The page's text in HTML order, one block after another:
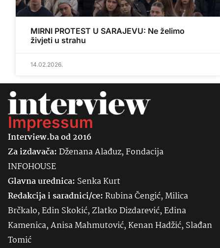
MIRNI PROTEST U SARAJEVU: Ne želimo
živjeti u strahu
14.02.2026.
Impressum
Interview.ba od 2016
Za izdavača:Dženana Alađuz, Fondacija
INFOHOUSE
Glavna urednica: SenkaKurt
Redakcija i saradnici/ce:Rubina Čengić, Milica
Brčkalo, Edin Skokić, Zlatko Dizdarević, Edina
Kamenica, Anisa Mahmutović, Kenan Hadžić, Slađan
Tomić